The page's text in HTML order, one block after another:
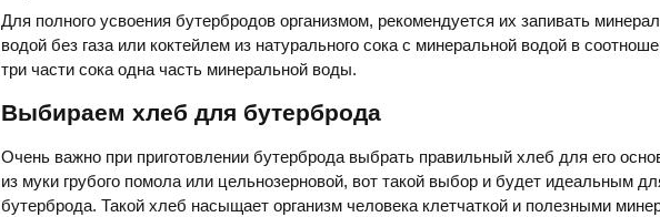
Для полного усвоения бутербродов организмом, рекомендуется их запивать
водой без газа или коктейлем из натурального сока с минеральной водой в
три части сока одна часть минеральной воды.
Выбираем хлеб для бутерброда
Очень важно при приготовлении бутерброда выбрать правильный хлеб для его
из муки грубого помола или цельнозерновой, вот такой выбор и будет идеальным
бутерброда. Такой хлеб насыщает организм человека клетчаткой и полезными